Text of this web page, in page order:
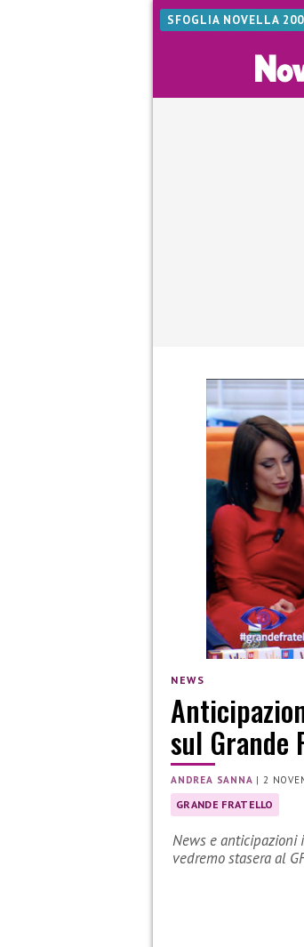
SFOGLIA NOVELLA
NEWS
sul Grande
ANDREA SANNA |2
GRANDE FRATELLO
News e anticipazioni
vedremo stasera al